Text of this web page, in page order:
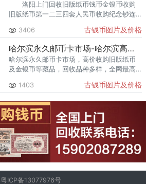
洛阳上门回收旧版纸币钱币金银币收购
旧版纸币第一二三四套人民币收购纪念钞连
高价回收，不用去银行，不用去排队，提供
上门回收服务
3406 古钱币图片及价格
哈尔滨永久邮币卡市场-哈尔滨高价回收旧版纸币金银币连体钞纪念
哈尔滨永久邮币卡市场，高价收购旧版纸币
及金银币等藏品，回收品种多样，全网最高
1403
古钱币图片及价格
粤ICP备13077976号